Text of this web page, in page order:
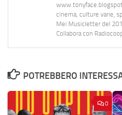
cinema, culture varie,
Mei Musicletter del
Collabora con
POTREBBERO
0